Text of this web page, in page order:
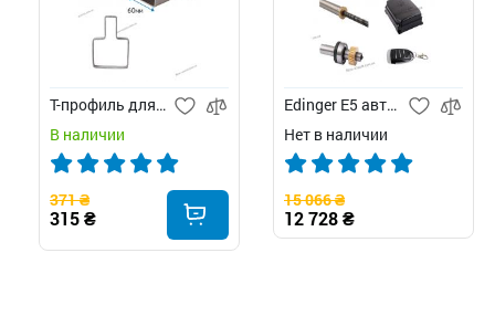
Т-профиль для ворот
В наличии
371 ₴
315 ₴
Edinger E5 автоматика для распашных ворот
Нет в наличии
15 066 ₴
12 728 ₴